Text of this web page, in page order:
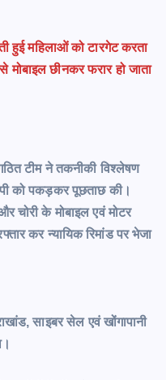
हुई महिलाओं को टारगेट करता
छीनकर फरार हो जाता
टीम ने तकनीकी विश्लेषण
को पकड़कर पूछताछ की।
चोरी के मोबाइल एवं मोटर
कर न्यायिक रिमांड पर भेजा
साइबर सेल एवं खोंगापानी